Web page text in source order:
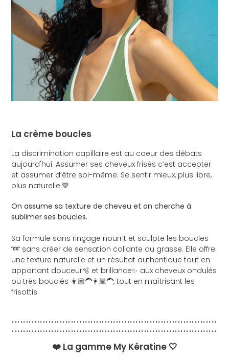
La crème boucles
La discrimination capillaire est au coeur des débats
aujourd'hui. Assumer ses cheveux frisés c’est accepter
et assumer d’être soi-même. Se sentir mieux, plus libre,
plus naturelle.💙
On assume sa texture de cheveu et on cherche à
sublimer ses boucles.
Sa formule sans rinçage nourrit et sculpte les boucles
➿ sans créer de sensation collante ou grasse. Elle offre
une texture naturelle et un résultat authentique tout en
apportant douceur🫧 et brillance✨ aux cheveux ondulés
ou très bouclés 👩🏼‍🦱👩🏽‍🦱, tout en maîtrisant les
frisottis.
.........................................................................
.........................................................................
❤️ La gamme My Kératine 🤍